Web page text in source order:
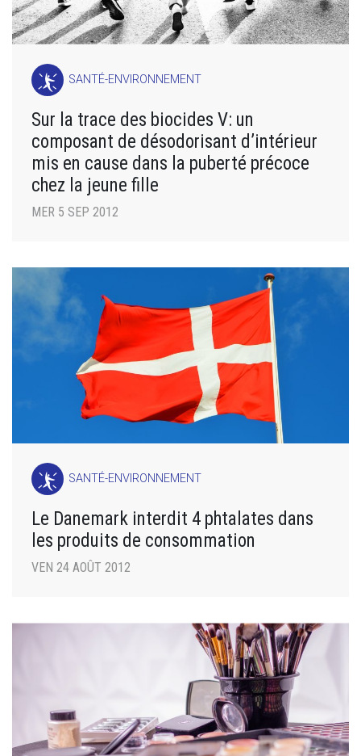
SANTÉ-ENVIRONNEMENT
Sur la trace des biocides V: un
composant de désodorisant d’intérieur
mis en cause dans la puberté précoce
chez la jeune fille
MER 5 SEP 2012
SANTÉ-ENVIRONNEMENT
Le Danemark interdit 4 phtalates dans
les produits de consommation
VEN 24 AOÛT 2012